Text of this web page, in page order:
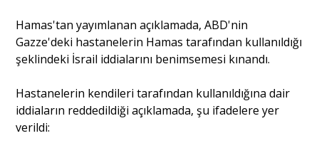
Hamas'tan yayımlanan açıklamada, ABD'nin
Gazze'deki hastanelerin Hamas tarafından kullanıldığı
şeklindeki İsrail iddialarını benimsemesi kınandı.
Hastanelerin kendileri tarafından kullanıldığına dair
iddiaların reddedildiği açıklamada, şu ifadelere yer
verildi: